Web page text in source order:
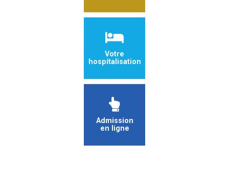
Votre
hospitalisation
Admission
en ligne